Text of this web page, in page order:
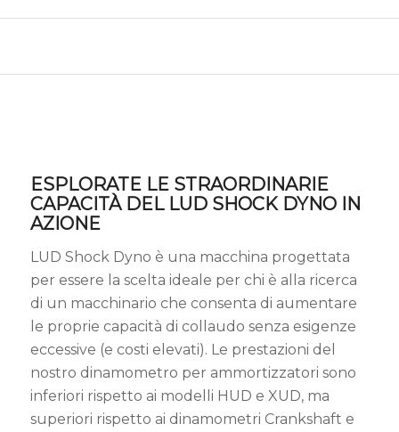
ESPLORATE LE STRAORDINARIE
CAPACITÀ DEL LUD SHOCK DYNO IN
AZIONE
LUD Shock Dyno è una macchina progettata
per essere la scelta ideale per chi è alla ricerca
di un macchinario che consenta di aumentare
le proprie capacità di collaudo senza esigenze
eccessive (e costi elevati). Le prestazioni del
nostro dinamometro per ammortizzatori sono
inferiori rispetto ai modelli HUD e XUD, ma
superiori rispetto ai dinamometri Crankshaft e